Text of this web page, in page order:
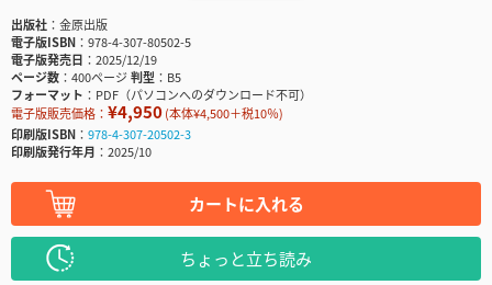
出版社
金原出版
電子版ISBN
978-4-307-80502-5
電子版発売日
2025/12/19
ページ数
400ページ判型
B5
フォーマット
PDF（パソコンへのダウンロード不可）
電子版販売価格： ¥4,950(本体¥4,500＋税10％)
印刷版ISBN
978-4-307-20502-3
印刷版発行年月
2025/10
カートに入れる
ちょっと立ち読み